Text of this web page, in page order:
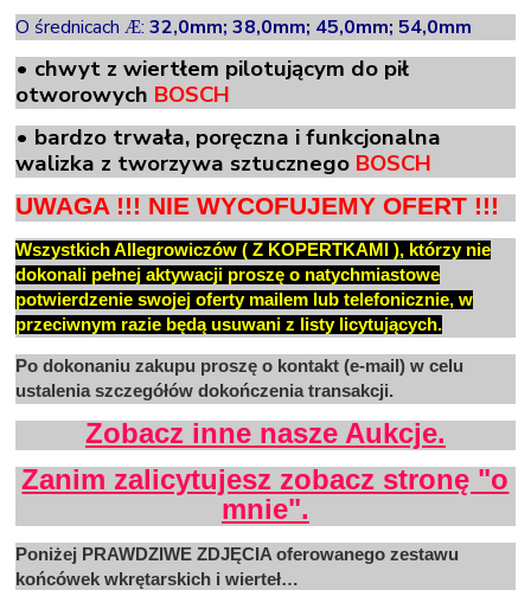
O średnicachÆ:32,0mm; 38,0mm; 45,0mm; 54,0mm
• chwyt z wiertłem pilotującym do pił
otworowych BOSCH
• bardzo trwała, poręczna i funkcjonalna
walizka z tworzywa sztucznego BOSCH
UWAGA !!! NIE WYCOFUJEMY OFERT !!!
WszystkichAllegrowiczów ( Z KOPERTKAMI ), którzy nie
dokonali pełnej aktywacji proszę o natychmiastowe
potwierdzenie swojej oferty mailem lub telefonicznie, w
przeciwnym razie będą usuwani z listy licytujących.
Po dokonaniu zakupu proszę o kontakt (e-mail) w celu
ustalenia szczegółów dokończenia transakcji.
Zobacz inne nasze Aukcje.
Zanim zalicytujesz zobacz stronę "o
mnie".
Poniżej PRAWDZIWE ZDJĘCIA oferowanego zestawu
końcówekwkrętarskich i wierteł…